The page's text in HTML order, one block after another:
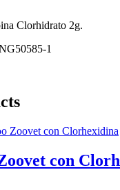
Clorhidrato 2g.
con